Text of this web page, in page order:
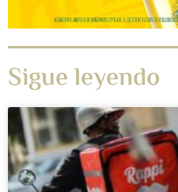
Sigue leyendo